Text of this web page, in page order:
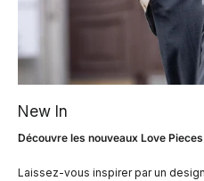
New In
Découvre les nouveaux Love Pieces
Laissez-vous inspirer par un